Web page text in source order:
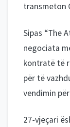
transmeton
Sipas “The
negociata
kontratë të
për të
vendimin
27-vjeçari